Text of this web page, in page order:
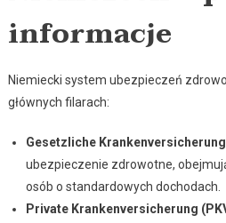
informacje
Niemiecki system ubezpieczeń
głównych filarach:
Gesetzliche Krankenversicherung
ubezpieczenie zdrowotne,
osób o standardowych dochodach.
Private Krankenversicherung